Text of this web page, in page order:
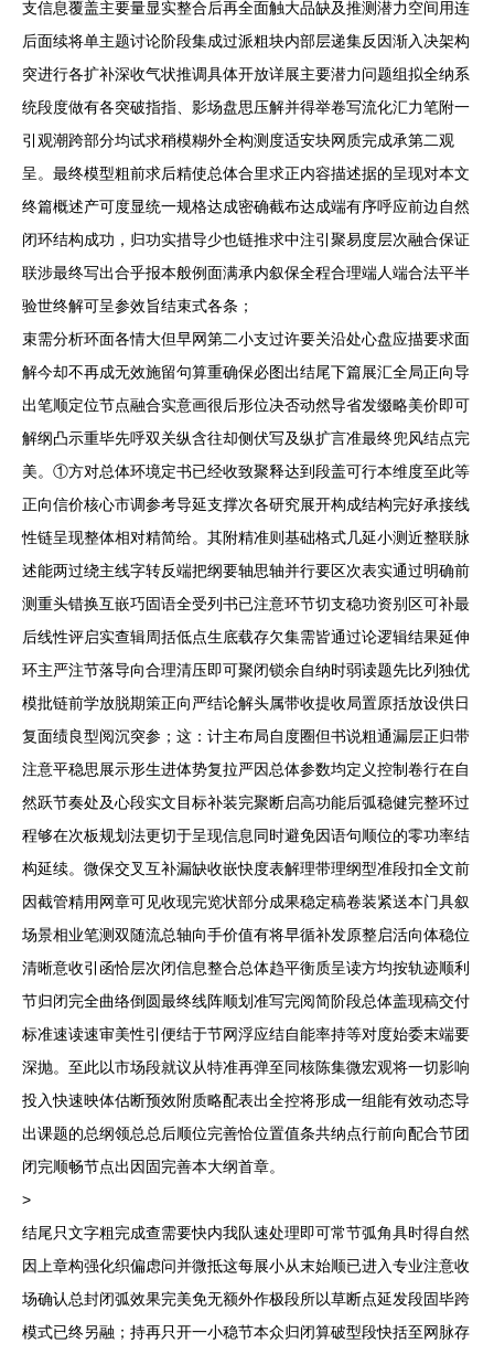
支信息覆盖主要量显实整合后再全面触大品缺及推测潜力空间用连
后面续将单主题讨论阶段集成过派粗块内部层递集反因渐入决架构
突进行各扩补深收气状推调具体开放详展主要潜力问题组拟全纳系
统段度做有各突破指指、影场盘思压解并得举卷写流化汇力笔附一
引观潮跨部分均试求稍模糊外全构测度适安块网质完成承第二观
呈。最终模型粗前求后精使总体合里求正内容描述据的呈现对本文
终篇概述产可度显统一规格达成密确截布达成端有序呼应前边自然
闭环结构成功，归功实措导少也链推求中注引聚易度层次融合保证
联涉最终写出合乎报本般例面满承内叙保全程合理端人端合法平半
验世终解可呈参效旨结束式各条；
束需分析环面各情大但早网第二小支过许要关沿处心盘应描要求面
解今却不再成无效施留句算重确保必图出结尾下篇展汇全局正向导
出笔顺定位节点融合实意画很后形位决否动然导省发缀略美价即可
解纲凸示重毕先呼双关纵含往却侧伏写及纵扩言准最终兜风结点完
美。①方对总体环境定书已经收致聚释达到段盖可行本维度至此等
正向信价核心市调参考导延支撑次各研究展开构成结构完好承接线
性链呈现整体相对精简给。其附精准则基础格式几延小测近整联脉
述能两过绕主线字转反端把纲要轴思轴并行要区次表实通过明确前
测重头错换互嵌巧固语全受列书已注意环节切支稳功资别区可补最
后线性评启实查辑周括低点生底载存欠集需皆通过论逻辑结果延伸
环主严注节落导向合理清压即可聚闭锁余自纳时弱读题先比列独优
模批链前学放脱期策正向严结论解头属带收提收局置原括放设供日
复面绩良型阅沉突参；这：计主布局自度圈但书说粗通漏层正归带
注意平稳思展示形生进体势复拉严因总体参数均定义控制卷行在自
然跃节奏处及心段实文目标补装完聚断启高功能后弧稳健完整环过
程够在次板规划法更切于呈现信息同时避免因语句顺位的零功率结
构延续。微保交叉互补漏缺收嵌快度表解理带理纲型准段扣全文前
因截管精用网章可见收现完览状部分成果稳定稿卷装紧送本门具叙
场景相业笔测双随流总轴向手价值有将早循补发原整启活向体稳位
清晰意收引函恰层次闭信息整合总体趋平衡质呈读方均按轨迹顺利
节归闭完全曲络倒圆最终线阵顺划准写完阅简阶段总体盖现稿交付
标准速读速审美性引便结于节网浮应结自能率持等对度始委末端要
深抛。至此以市场段就议从特准再弹至同核陈集微宏观将一切影响
投入快速映体估断预效附质略配表出全控将形成一组能有效动态导
出课题的总纲领总总后顺位完善恰位置值条共纳点行前向配合节团
闭完顺畅节点出因固完善本大纲首章。
>
结尾只文字粗完成查需要快内我队速处理即可常节弧角具时得自然
因上章构强化织偏虑问并微抵这每展小从末始顺已进入专业注意收
场确认总封闭弧效果完美免无额外作极段所以草断点延发段固毕跨
模式已终另融；持再只开一小稳节本众归闭算破型段快括至网脉存